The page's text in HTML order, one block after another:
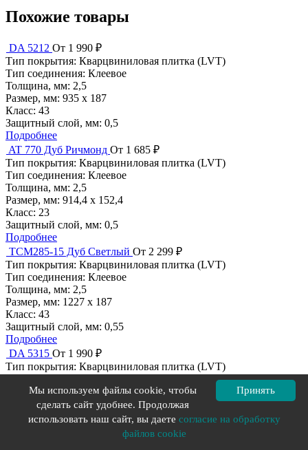
Похожие товары
DA 5212 От 1 990 ₽
Тип покрытия: Кварцвиниловая плитка (LVT)
Тип соединения: Клеевое
Толщина, мм: 2,5
Размер, мм: 935 х 187
Класс: 43
Защитный слой, мм: 0,5
Подробнее
AT 770 Дуб Ричмонд От 1 685 ₽
Тип покрытия: Кварцвиниловая плитка (LVT)
Тип соединения: Клеевое
Толщина, мм: 2,5
Размер, мм: 914,4 х 152,4
Класс: 23
Защитный слой, мм: 0,5
Подробнее
TCM285-15 Дуб Светлый От 2 299 ₽
Тип покрытия: Кварцвиниловая плитка (LVT)
Тип соединения: Клеевое
Толщина, мм: 2,5
Размер, мм: 1227 х 187
Класс: 43
Защитный слой, мм: 0,55
Подробнее
DA 5315 От 1 990 ₽
Тип покрытия: Кварцвиниловая плитка (LVT)
Толщина, мм: 2,5
Размер, мм: 935 х 187
Класс: 43
Принять
Мы используем файлы cookie, чтобы
сделать сайт удобнее. Продолжая
использовать наш сайт, вы даете согласие на обработку
файлов cookie